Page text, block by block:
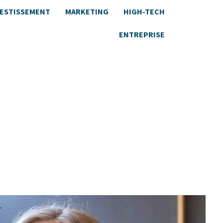
MARKETING HIGH-TECH
ENTREPRISE